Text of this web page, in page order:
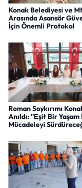
Konak Belediyesi ve
Arasında Asansör
İçin Önemli Protokol
Roman Soykırımı
Anıldı: "Eşit Bir Yaşam
Mücadeleyi